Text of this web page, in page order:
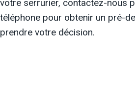
votre serrurier, contactez-nous
téléphone pour obtenir un pré-
prendre votre décision.